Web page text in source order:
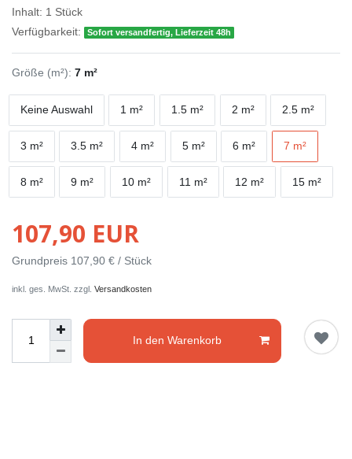
Inhalt: 1 Stück
Verfügbarkeit:
Sofort versandfertig, Lieferzeit 48h
Größe (m²): 7 m²
Keine Auswahl 1 m² 1.5 m² 2 m² 2.5 m²
3 m² 3.5 m² 4 m² 5 m² 6 m² 7 m²
8 m² 9 m² 10 m² 11 m² 12 m² 15 m²
107,90 EUR
Grundpreis 107,90 € / Stück
inkl. ges. MwSt. zzgl. Versandkosten
In den Warenkorb